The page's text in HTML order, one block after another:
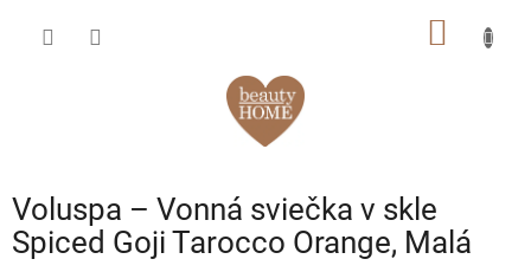
Voluspa – Vonná sviečka v skle
Spiced Goji Tarocco Orange, Malá